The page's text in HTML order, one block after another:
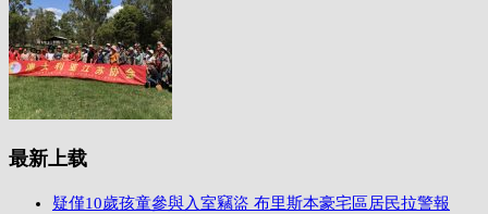
最新上载
疑僅10歲孩童參與入室竊盜 布里斯本豪宅區居民拉警報